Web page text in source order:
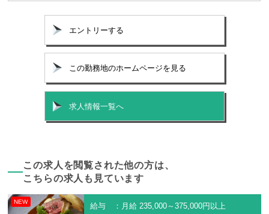
エントリーする
この勤務地のホームページを見る
求人情報一覧へ
この求人を閲覧された他の方は、
こちらの求人も見ています
NEW
給与 ：月給 235,000～375,000円以上